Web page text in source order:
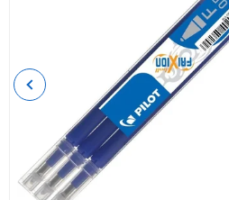
Previous